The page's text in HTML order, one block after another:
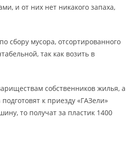
и от них нет никакого запаха,
сбору мусора, отсортированного
так как возить в
собственников жилья, а
к приезду «ГАЗели»
то получат за пластик 1400